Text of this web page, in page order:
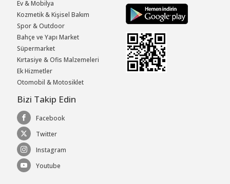
Ev & Mobilya
Kozmetik & Kişisel Bakım
Spor & Outdoor
Bahçe ve Yapı Market
Süpermarket
Kırtasiye & Ofis Malzemeleri
Ek Hizmetler
Otomobil & Motosiklet
Bizi Takip Edin
Facebook
Twitter
Instagram
Youtube